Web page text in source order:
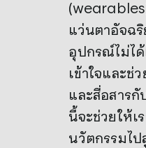
แว่นตาอัจฉ
อุปกรณ์ไม่ไ
เข้าใจและช่
และสื่อสาร
นี้จะช่วยให้เ
นวัตกรรมไป